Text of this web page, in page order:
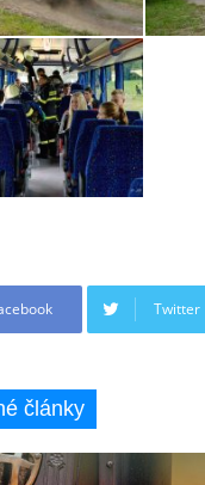
Twitter
články